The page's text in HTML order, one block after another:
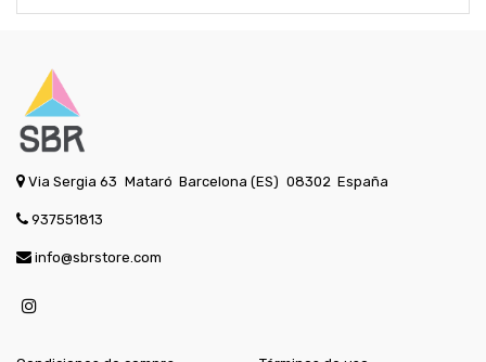
Via Sergia 63 Mataró Barcelona (ES) 08302 España
937551813
info@sbrstore.com